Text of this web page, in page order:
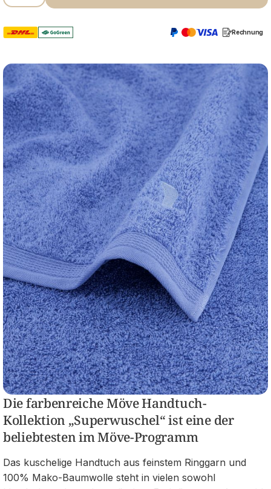
Rechnung
Die farbenreiche Möve Handtuch-
Kollektion „Superwuschel“ ist eine der
beliebtesten im Möve-Programm
Das kuschelige Handtuch aus feinstem Ringgarn und
100% Mako-Baumwolle steht in vielen sowohl